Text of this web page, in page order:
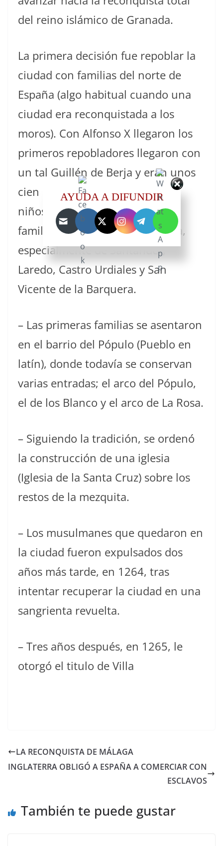
del reino islámico de Granada.
La primera decisión fue repoblar la
ciudad con familias del norte de
España (algo habitual cuando una
ciudad era reconquistada a los
moros). Con Alfonso X llegaron los
primeros repobladores llegaron con
un tal Guillén de Berja y eran unos
cien entre hombres, mujeres y
niños. Más tarde llegaron 300
familias originarias de Cantabria,
especialmente de Santander,
Laredo, Castro Urdiales y San
Vicente de la Barquera.
– Las primeras familias se asentaron
en el barrio del Pópulo (Pueblo en
latín), donde todavía se conservan
varias entradas; el arco del Pópulo,
el de los Blanco y el arco de La Rosa.
– Siguiendo la tradición, se ordenó
la construcción de una iglesia
(Iglesia de la Santa Cruz) sobre los
restos de la mezquita.
– Los musulmanes que quedaron en
la ciudad fueron expulsados dos
años más tarde, en 1264, tras
intentar recuperar la ciudad en una
sangrienta revuelta.
– Tres años después, en 1265, le
otorgó el titulo de Villa
LA RECONQUISTA DE MÁLAGA
INGLATERRA OBLIGÓ A ESPAÑA A COMERCIAR CON
ESCLAVOS
También te puede gustar
AYUDA A DIFUNDIR